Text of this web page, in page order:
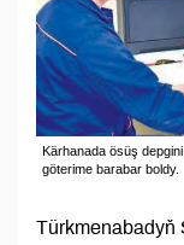
Kärhanada ösüş
göterime barabar boldy.
Türkmenabadyň